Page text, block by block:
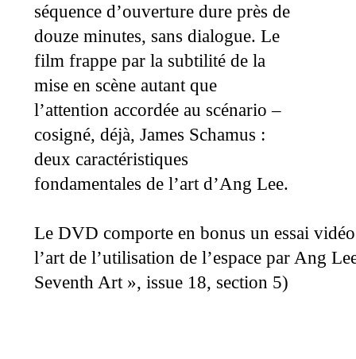
séquence d’ouverture dure près de
douze minutes, sans dialogue. Le
film frappe par la subtilité de la
mise en scène autant que
l’attention accordée au scénario –
cosigné, déjà, James Schamus :
deux caractéristiques
fondamentales de l’art d’Ang Lee.
Le DVD comporte en bonus un essai
l’art de l’utilisation de l’espace par Ang
Seventh Art », issue 18, section 5)